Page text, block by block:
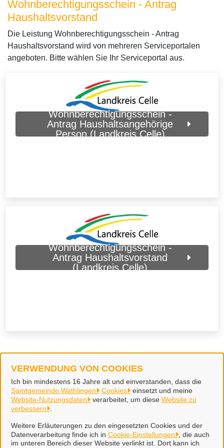
VERWENDUNG VON COOKIES
Ich bin mindestens 16 Jahre alt und einverstanden, dass die
Samtgemeinde Wathlingen
Cookies
einsetzt und meine
Website-Nutzungsdaten
verarbeitet, um diese Website zu
verbessern
Weitere Erläuterungen zu den eingesetzten Cookies und der
Datenverarbeitung finde ich in Cookie-Einstellungen
, die auch
im unteren Bereich dieser Website verlinkt ist. Dort kann ich
Wohnberechtigungsschein - Antrag
Haushaltsvorstand
Die Leistung Wohnberechtigungsschein - Antrag
Haushaltsvorstand wird von mehreren Serviceportalen
angeboten. Bitte wählen Sie Ihr Serviceportal aus.
Wohnberechtigungsschein -
Antrag Haushaltsangehörige
Person (Landkreis Celle)
Wohnberechtigungsschein -
Antrag Haushaltsvorstand
(Landkreis Celle)
Samtgemeinde Wathlingen
Alle Rechte vorbehalten
Impressum